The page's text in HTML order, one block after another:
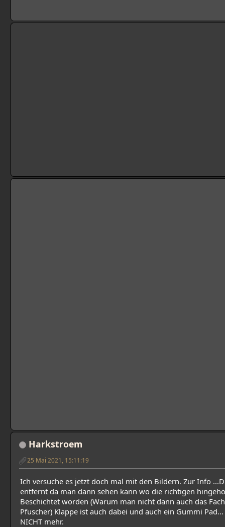
Harkstroem
25 Mai 2021, 15:11:19
Ich versuche es jetzt doch mal mit den Bildern. Zur Info
entfernt da man dann sehen kann wo die richtigen
Beschichtet worden (Warum man nicht dann auch das
Pfuscher) Klappe ist auch dabei und auch ein Gummi
NICHT mehr.